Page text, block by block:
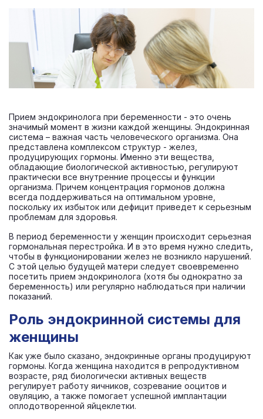
Прием эндокринолога при беременности - это очень
значимый момент в жизни каждой женщины. Эндокринная
система – важная часть человеческого организма. Она
представлена комплексом структур - желез,
продуцирующих гормоны. Именно эти вещества,
обладающие биологической активностью, регулируют
практически все внутренние процессы и функции
организма. Причем концентрация гормонов должна
всегда поддерживаться на оптимальном уровне,
поскольку их избыток или дефицит приведет к серьезным
проблемам для здоровья.
В период беременности у женщин происходит серьезная
гормональная перестройка. И в это время нужно следить,
чтобы в функционировании желез не возникло нарушений.
С этой целью будущей матери следует своевременно
посетить прием эндокринолога (хотя бы однократно за
беременность) или регулярно наблюдаться при наличии
показаний.
Роль эндокринной системы для
женщины
Как уже было сказано, эндокринные органы продуцируют
гормоны. Когда женщина находится в репродуктивном
возрасте, ряд биологически активных веществ
регулирует работу яичников, созревание ооцитов и
овуляцию, а также помогает успешной имплантации
оплодотворенной яйцеклетки.